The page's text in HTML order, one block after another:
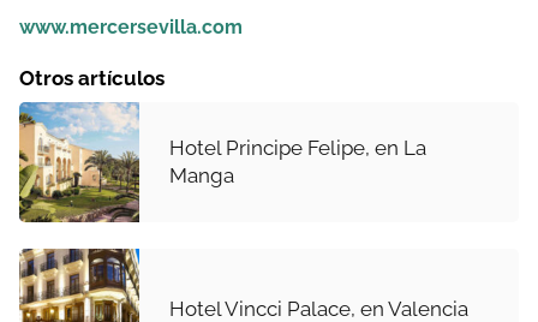
www.mercersevilla.com
Otros artículos
Hotel Principe Felipe, en La
Manga
Hotel Vincci Palace, en Valencia